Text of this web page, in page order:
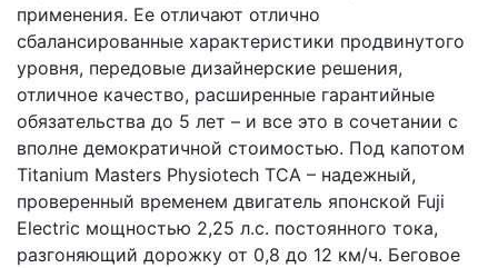
применения. Ее отличают отлично
сбалансированные характеристики продвинутого
уровня, передовые дизайнерские решения,
отличное качество, расширенные гарантийные
обязательства до 5 лет – и все это в сочетании с
вполне демократичной стоимостью. Под капотом
Titanium Masters Physiotech TCA – надежный,
проверенный временем двигатель японской Fuji
Electric мощностью 2,25 л.с. постоянного тока,
разгоняющий дорожку от 0,8 до 12 км/ч. Беговое